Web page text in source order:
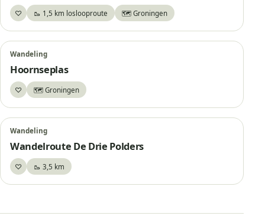
♡Bewaar🥾 1,5 km loslooproute 🗺️ Groningen
Wandeling
Hoornseplas
♡Bewaar🗺️ Groningen
Wandeling
Wandelroute De Drie Polders
♡Bewaar🥾 3,5 km